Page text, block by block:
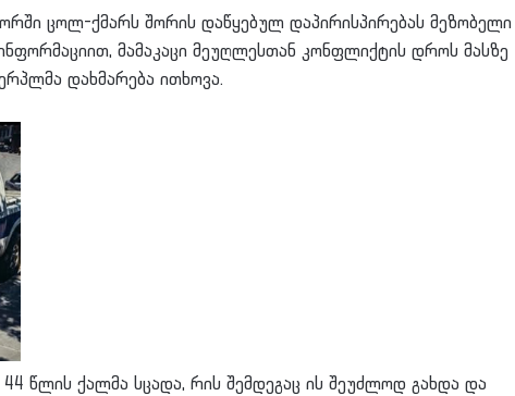
ცოლ-ქმარს შორის დაწყებულ დაპირისპირებას მეზობელი
მამაკაცი მეუღლესთან კონფლიქტის დროს მასზე
დახმარება ითხოვა.
წლის ქალმა სცადა, რის შემდეგაც ის შეუძლოდ გახდა და